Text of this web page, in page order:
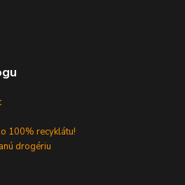
100% recyklátu!
drogériu